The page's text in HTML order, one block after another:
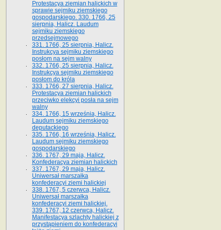
Protestacya ziemian halickich w
sprawie sejmiku ziemskiego
gospodarskiego. 330. 1766, 25
sierpnia, Halicz. Laudum
sejmiku ziemskiego
przedsejmowego
331. 1766, 25 sierpnia, Halicz.
Instrukcya sejmiku ziemskiego
posłom na sejm walny
332. 1766, 25 sierpnia, Halicz.
Instrukcya sejmiku ziemskiego
posłom do króla
333. 1766, 27 sierpnia, Halicz.
Protestacya ziemian halickich
przeciwko elekcyi posła na sejm
walny
334. 1766, 15 września, Halicz.
Laudum sejmiku ziemskiego
deputackiego
335. 1766, 16 września, Halicz.
Laudum sejmiku ziemskiego
gospodarskiego
336. 1767, 29 maja, Halicz.
Konfederacya ziemian halickich
337. 1767, 29 maja, Halicz.
Uniwersał marszałka
konfederacyi ziemi halickiej
338. 1767, 5 czerwca, Halicz.
Uniwersał marszałka
konfederacyi ziemi halickiej.
339. 1767, 12 czerwca, Halicz.
Manifestacya szlachty halickiej z
przystąpieniem do konfederacyi